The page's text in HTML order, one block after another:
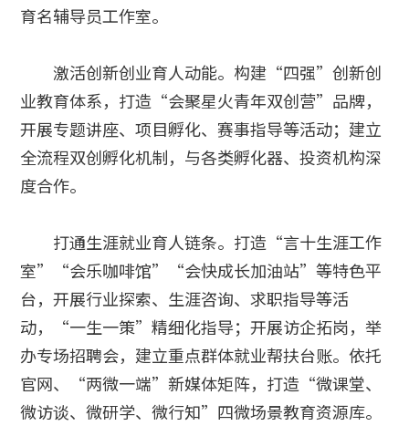
育名辅导员工作室。
激活创新创业育人动能。构建“四强”创新创
业教育体系，打造“会聚星火青年双创营”品牌，
开展专题讲座、项目孵化、赛事指导等活动；建立
全流程双创孵化机制，与各类孵化器、投资机构深
度合作。
打通生涯就业育人链条。打造“言十生涯工作
室”“会乐咖啡馆”“会快成长加油站”等特色平
台，开展行业探索、生涯咨询、求职指导等活
动，“一生一策”精细化指导；开展访企拓岗，举
办专场招聘会，建立重点群体就业帮扶台账。依托
官网、“两微一端”新媒体矩阵，打造“微课堂、
微访谈、微研学、微行知”四微场景教育资源库。